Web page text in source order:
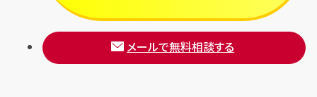
メールで無料相談する